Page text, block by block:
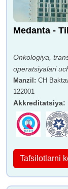
Medanta -
Onkologiya,
operatsiyalari
Manzil : CH
122001
Akkreditatsiya:
Tafsilotlarni